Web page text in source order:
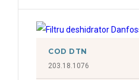
COD DTN
203.18.1076